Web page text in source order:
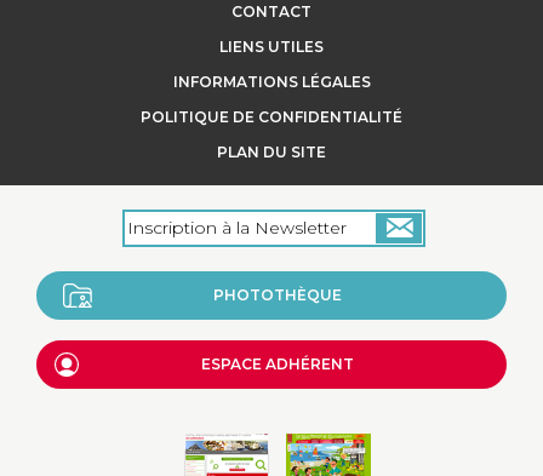
au coeur du bocage norm...
+
CONTACT
LIENS UTILES
INFORMATIONS LÉGALES
POLITIQUE DE CONFIDENTIALITÉ
PLAN DU SITE
PHOTOTHÈQUE
ESPACE ADHÉRENT